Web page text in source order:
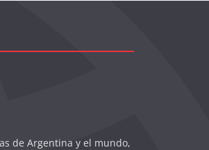
de Argentina y el mundo,